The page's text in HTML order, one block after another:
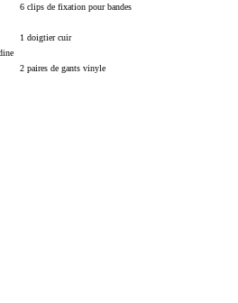
6 clips de fixation pour bandes
1 doigtier cuir
2 paires de gants vinyle